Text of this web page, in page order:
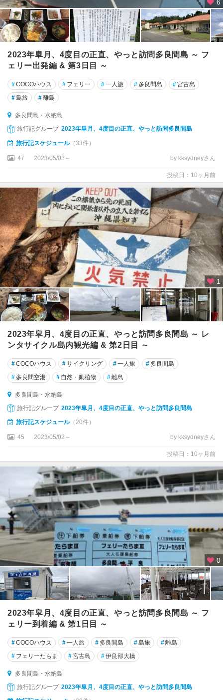
6
2023年皐月、4度目の正直、やっと訪問多良間島 ～ フ
ェリー出発編 & 第3日目 ～
#COCOハウス # フェリー #一人旅 # 多良間島 #宮古島
#島旅 #離島
多良間島・水納島
旅行記グループ 2023年皐月、4度目の正直、やっと訪問多良間島
旅行記スケジュール（33件）
47 2023/05/03～ by kksydneyさん
投稿日：10ヶ月前
1
2023年皐月、4度目の正直、やっと訪問多良間島 ～ レ
ンタサイクル島内観光編 & 第2日目 ～
#COCOハウス #サイクリング #一人旅 # 多良間島
# 多良間空港 # 自然・動植物 #離島
多良間島・水納島
旅行記グループ 2023年皐月、4度目の正直、やっと訪問多良間島
旅行記スケジュール（20件）
45 2023/05/02～ by kksydneyさん
投稿日：10ヶ月前
0
2023年皐月、4度目の正直、やっと訪問多良間島 ～ フ
ェリー到着編 & 第1日目 ～
#COCOハウス #一人旅 # 多良間島 #島旅 #離島
# フェリーたらま #宮古島 #伊良部大橋
多良間島・水納島
旅行記グループ 2023年皐月、4度目の正直、やっと訪問多良間島